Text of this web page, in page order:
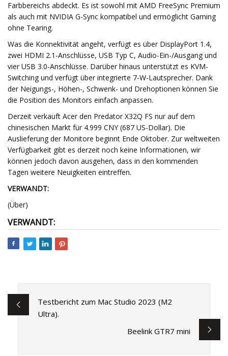
Farbbereichs abdeckt. Es ist sowohl mit AMD FreeSync Premium
als auch mit NVIDIA G-Sync kompatibel und ermöglicht Gaming
ohne Tearing.
Was die Konnektivität angeht, verfügt es über DisplayPort 1.4,
zwei HDMI 2.1-Anschlüsse, USB Typ C, Audio-Ein-/Ausgang und
vier USB 3.0-Anschlüsse. Darüber hinaus unterstützt es KVM-
Switching und verfügt über integrierte 7-W-Lautsprecher. Dank
der Neigungs-, Höhen-, Schwenk- und Drehoptionen können Sie
die Position des Monitors einfach anpassen.
Derzeit verkauft Acer den Predator X32Q FS nur auf dem
chinesischen Markt für 4.999 CNY (687 US-Dollar). Die
Auslieferung der Monitore beginnt Ende Oktober. Zur weltweiten
Verfügbarkeit gibt es derzeit noch keine Informationen, wir
können jedoch davon ausgehen, dass in den kommenden
Tagen weitere Neuigkeiten eintreffen.
VERWANDT:
(Über)
VERWANDT:
Testbericht zum Mac Studio 2023 (M2
Ultra).
Beelink GTR7 mini